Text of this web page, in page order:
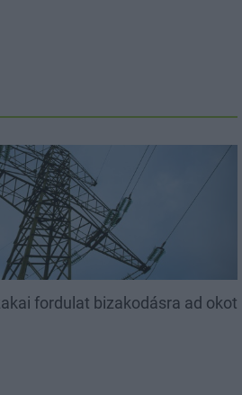
fordulat bizakodásra ad okot